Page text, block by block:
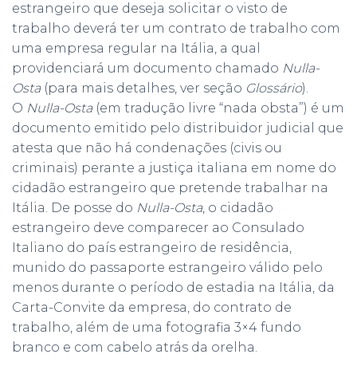
estrangeiro que deseja solicitar o visto de
trabalho deverá ter um contrato de trabalho com
uma empresa regular na Itália, a qual
providenciará um documento chamado Nulla-
Osta(para mais detalhes, ver seção Glossário).
O Nulla-Osta(em tradução livre “nada obsta”) é um
documento emitido pelo distribuidor judicial que
atesta que não há condenações (civis ou
criminais) perante a justiça italiana em nome do
cidadão estrangeiro que pretende trabalhar na
Itália. De posse do Nulla-Osta, o cidadão
estrangeiro deve comparecer ao Consulado
Italiano do país estrangeiro de residência,
munido do passaporte estrangeiro válido pelo
menos durante o período de estadia na Itália, da
Carta-Convite da empresa, do contrato de
trabalho, além de uma fotografia 3×4 fundo
branco e com cabelo atrás da orelha.